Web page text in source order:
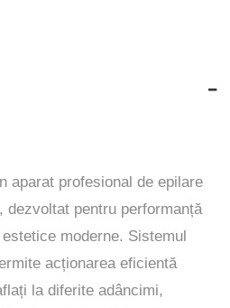
aparat profesional de epilare
dezvoltat pentru performanță
moderne. Sistemul
acționarea eficientă
la diferite adâncimi,